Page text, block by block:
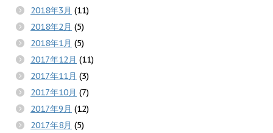
2018年3月 (11)
2018年2月 (5)
2018年1月 (5)
2017年12月 (11)
2017年11月 (3)
2017年10月 (7)
2017年9月 (12)
2017年8月 (5)